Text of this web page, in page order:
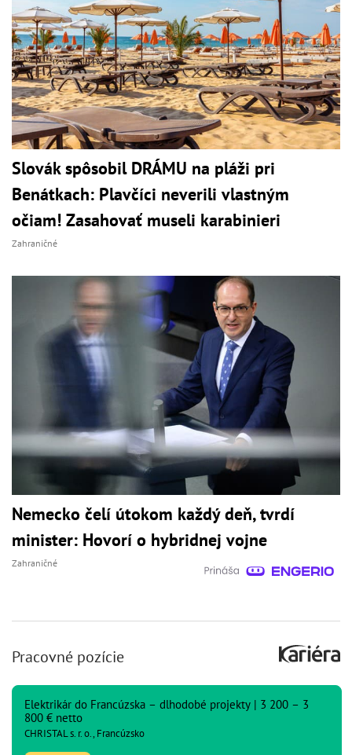
Slovák spôsobil DRÁMU na pláži pri
Benátkach: Plavčíci neverili vlastným
očiam! Zasahovať museli karabinieri
Zahraničné
Nemecko čelí útokom každý deň, tvrdí
minister: Hovorí o hybridnej vojne
Zahraničné
Pracovné pozície
Elektrikár do Francúzska – dlhodobé projekty | 3 200 – 3
800 € netto
CHRISTAL s. r. o., Francúzsko